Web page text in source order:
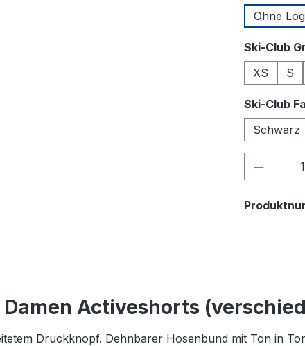
Ohne
Ski-Club
XS
S
Ski-Club
Schwarz
Activeshorts
Druckknopf. Dehnbarer Hosenbund mit Ton in